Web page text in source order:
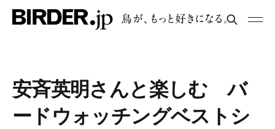
安斉英明さんと楽しむ バ
ードウォッチングベストシ